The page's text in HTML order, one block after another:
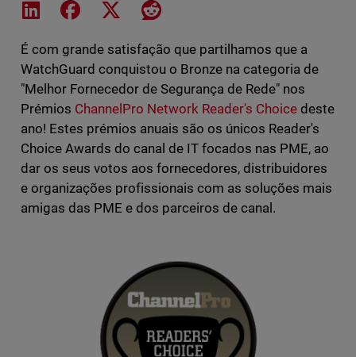
Share on LinkedIn
Share on Facebook
Share on XShare on Reddit
É com grande satisfação que partilhamos que a
WatchGuard conquistou o Bronze na categoria de
"Melhor Fornecedor de Segurança de Rede" nos
Prémios ChannelPro Network Reader's Choice deste
ano! Estes prémios anuais são os únicos Reader's
Choice Awards do canal de IT focados nas PME, ao
dar os seus votos aos fornecedores, distribuidores
e organizações profissionais com as soluções mais
amigas das PME e dos parceiros de canal.